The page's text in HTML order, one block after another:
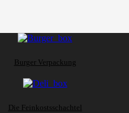
Burger Verpackung
Die Feinkostsschachtel